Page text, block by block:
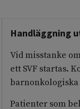
Handläggning
Vid misstanke
ett SVF startas.
Patienter som